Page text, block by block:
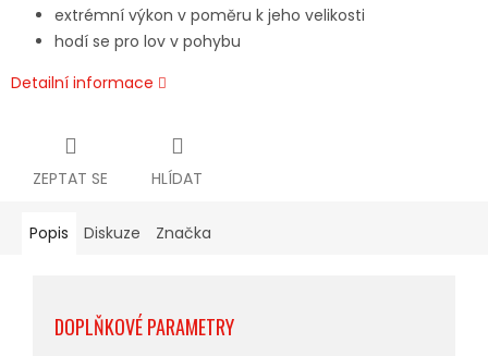
extrémní výkon v poměru k jeho velikosti
hodí se pro lov v pohybu
Detailní informace
ZEPTAT SE HLÍDAT
Popis Diskuze Značka
DOPLŇKOVÉ PARAMETRY